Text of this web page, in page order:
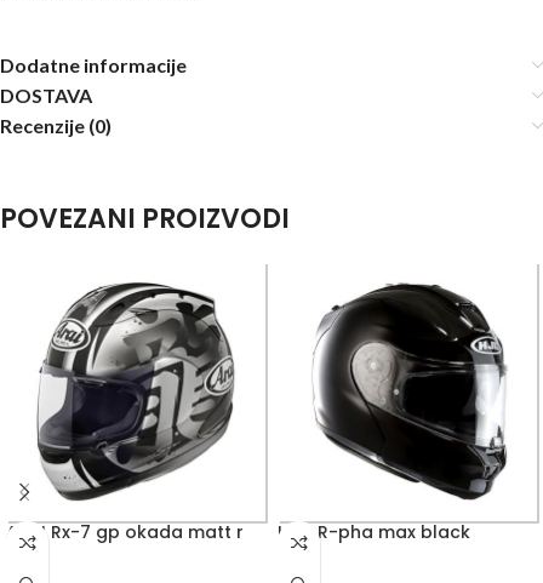
Dodatne informacije
DOSTAVA
Recenzije (0)
POVEZANI PROIZVODI
ARAI Rx-7 gp okada matt r HJC R-pha max black